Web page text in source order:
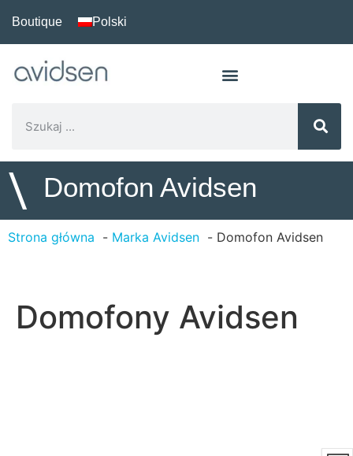
Boutique Polski
\ Domofon Avidsen
Strona główna Marka Avidsen Domofon Avidsen
Domofony Avidsen